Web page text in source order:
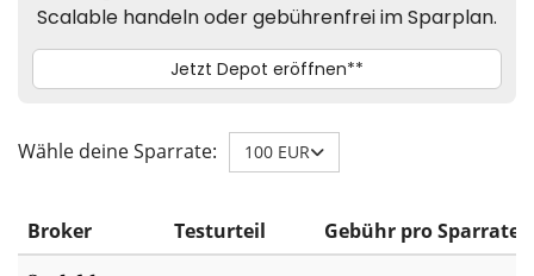
Wähle deine Sparrate: 100 EUR
Broker Testurteil Gebühr pro Sparrate